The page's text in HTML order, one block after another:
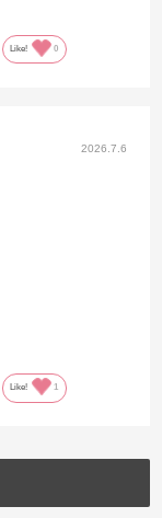
Like! 0
2026.7.6
Like! 1